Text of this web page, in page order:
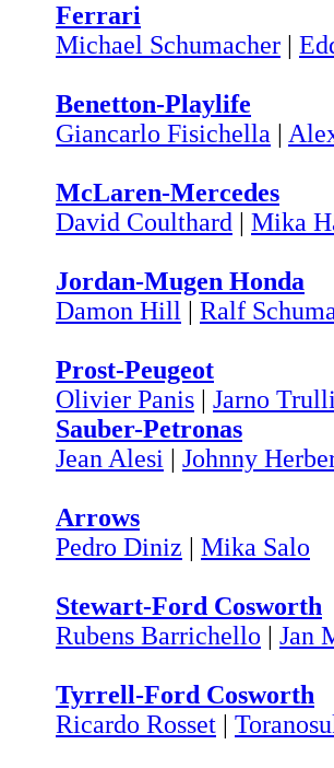
Ferrari
Michael Schumacher |
Benetton-Playlife
Giancarlo Fisichella |
McLaren-Mercedes
David Coulthard | Mika
Jordan-Mugen Honda
Damon Hill | Ralf
Prost-Peugeot
Olivier Panis | Jarno Trulli
Sauber-Petronas
Jean Alesi | Johnny
Arrows
Pedro Diniz | Mika Salo
Stewart-Ford Cosworth
Rubens Barrichello | Jan
Tyrrell-Ford Cosworth
Ricardo Rosset |